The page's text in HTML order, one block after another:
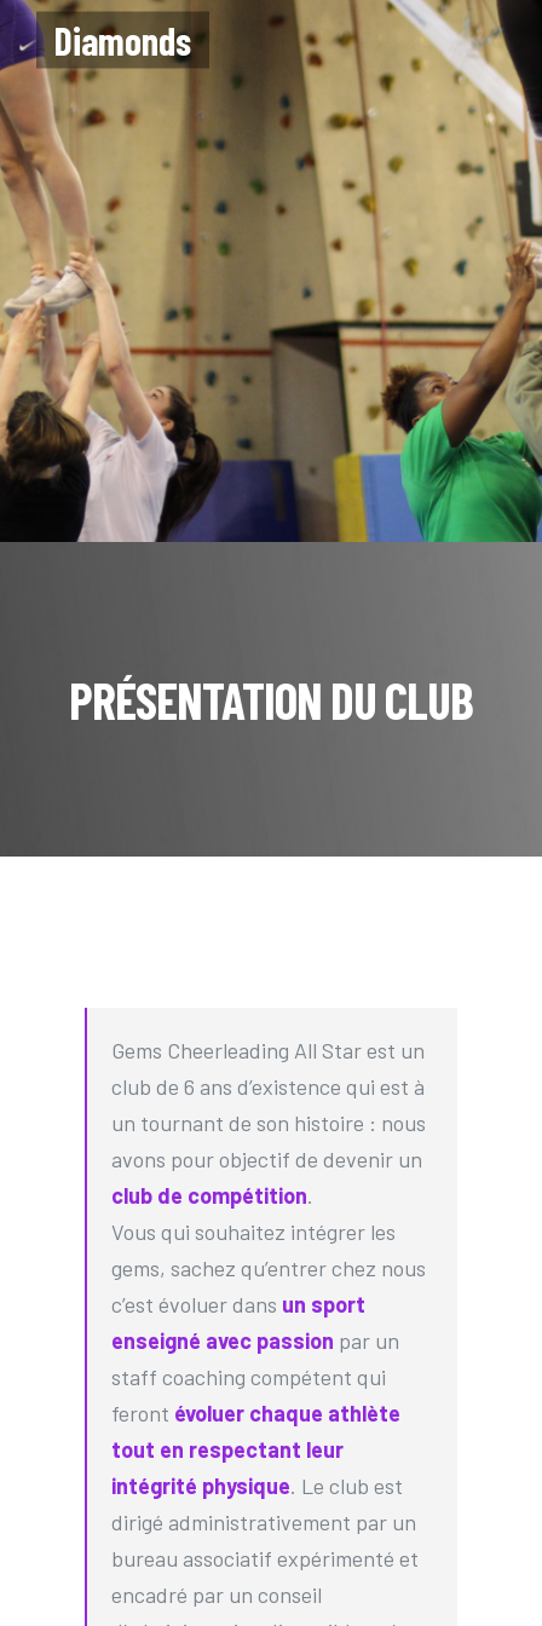
Diamonds
PRÉSENTATION DU CLUB
Gems Cheerleading All Star est un
club de 6 ans d’existence qui est à
un tournant de son histoire : nous
avons pour objectif de devenir un
club de compétition.
Vous qui souhaitez intégrer les
gems, sachez qu’entrer chez nous
c’est évoluer dans un sport
enseigné avec passion par un
staff coaching compétent qui
feront évoluer chaque athlète
tout en respectant leur
intégrité physique. Le club est
dirigé administrativement par un
bureau associatif expérimenté et
encadré par un conseil